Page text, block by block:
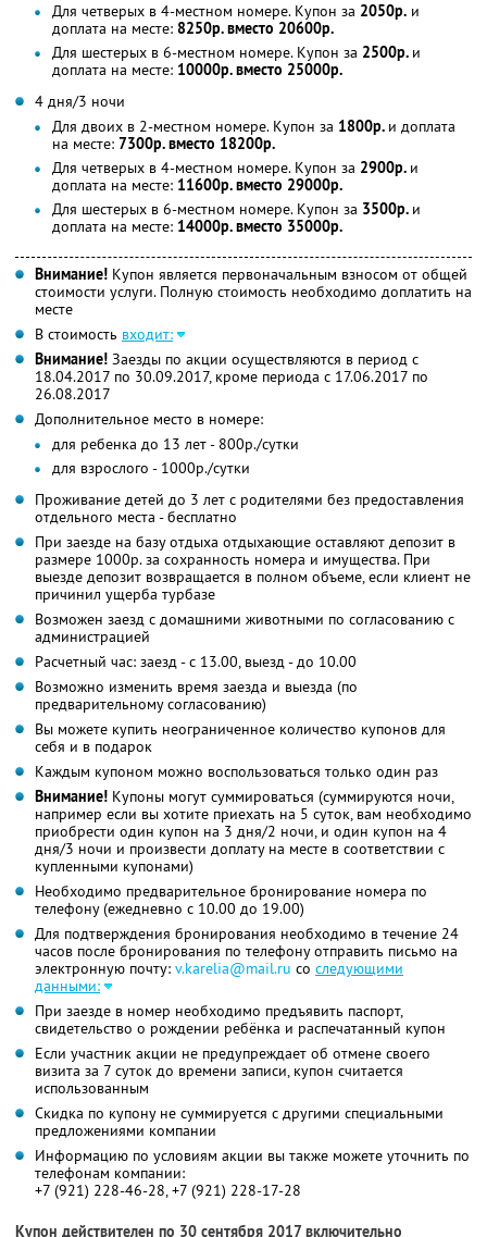
Для четверых в 4-местном номере. Купон за 2050р. и
доплата на месте: 8250р. вместо 20600р.
Для шестерых в 6-местном номере. Купон за 2500р. и
доплата на месте: 10000р. вместо 25000р.
4 дня/3 ночи
Для двоих в 2-местном номере. Купон за 1800р. и доплата
на месте: 7300р. вместо 18200р.
Для четверых в 4-местном номере. Купон за 2900р. и
доплата на месте: 11600р. вместо 29000р.
Для шестерых в 6-местном номере. Купон за 3500р. и
доплата на месте: 14000р. вместо 35000р.
Внимание! Купон является первоначальным взносом от общей
стоимости услуги. Полную стоимость необходимо доплатить на
месте
В стоимость входит:
Внимание! Заезды по акции осуществляются в период с
18.04.2017 по 30.09.2017, кроме периода с 17.06.2017 по
26.08.2017
Дополнительное место в номере:
для ребенка до 13 лет - 800р./сутки
для взрослого - 1000р./сутки
Проживание детей до 3 лет с родителями без предоставления
отдельного места - бесплатно
При заезде на базу отдыха отдыхающие оставляют депозит в
размере 1000р. за сохранность номера и имущества. При
выезде депозит возвращается в полном объеме, если клиент не
причинил ущерба турбазе
Возможен заезд с домашними животными по согласованию с
администрацией
Расчетный час: заезд - с 13.00, выезд - до 10.00
Возможно изменить время заезда и выезда (по
предварительному согласованию)
Вы можете купить неограниченное количество купонов для
себя и в подарок
Каждым купоном можно воспользоваться только один раз
Внимание! Купоны могут суммироваться (суммируются ночи,
например если вы хотите приехать на 5 суток, вам необходимо
приобрести один купон на 3 дня/2 ночи, и один купон на 4
дня/3 ночи и произвести доплату на месте в соответствии с
купленными купонами)
Необходимо предварительное бронирование номера по
телефону (ежедневно с 10.00 до 19.00)
Для подтверждения бронирования необходимо в течение 24
часов после бронирования по телефону отправить письмо на
электронную почту: v.karelia@mail.ru со следующими
данными:
При заезде в номер необходимо предъявить паспорт,
свидетельство о рождении ребёнка и распечатанный купон
Если участник акции не предупреждает об отмене своего
визита за 7 суток до времени записи, купон считается
использованным
Скидка по купону не суммируется с другими специальными
предложениями компании
Информацию по условиям акции вы также можете уточнить по
телефонам компании:
+7 (921) 228-46-28, +7 (921) 228-17-28
Купон действителен по 30 сентября 2017 включительно